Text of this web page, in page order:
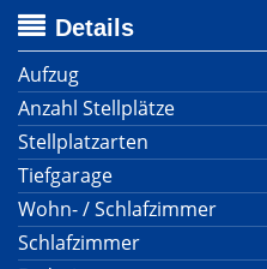
Details
Aufzug
Anzahl Stellplätze
Stellplatzarten
Tiefgarage
Wohn- / Schlafzimmer
Schlafzimmer